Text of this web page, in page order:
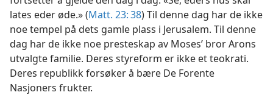
lates eder øde.» (Matt. 23: 38) Til denne dag har de ikke
noe tempel på dets gamle plass i Jerusalem. Til denne
dag har de ikke noe presteskap av Moses’ bror Arons
utvalgte familie. Deres styreform er ikke et teokrati.
Deres republikk forsøker å bære De Forente
Nasjoners frukter.